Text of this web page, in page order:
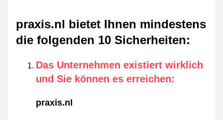
praxis.nl bietet Ihnen mindestens
die folgenden 10 Sicherheiten:
Das Unternehmen existiert wirklich
und Sie können es erreichen:
praxis.nl